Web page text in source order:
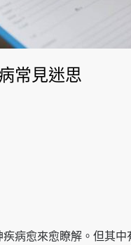
常見迷思
病愈來愈瞭解。但其